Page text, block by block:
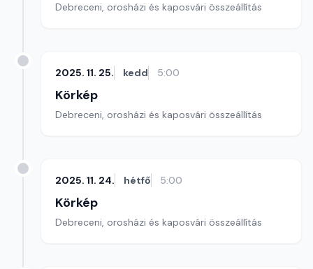
Debreceni, orosházi és kaposvári összeállítás
2025. 11. 25. kedd 5:00
Körkép
Debreceni, orosházi és kaposvári összeállítás
2025. 11. 24. hétfő 5:00
Körkép
Debreceni, orosházi és kaposvári összeállítás